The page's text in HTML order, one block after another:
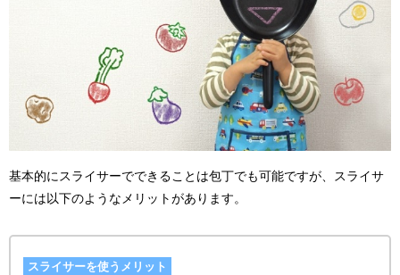
基本的にスライサーでできることは包丁でも可能ですが、スライサ
ーには以下のようなメリットがあります。
スライサーを使うメリット